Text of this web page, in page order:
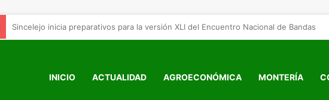
INICIO ACTUALIDAD AGROECONÓMICA MONTERÍA